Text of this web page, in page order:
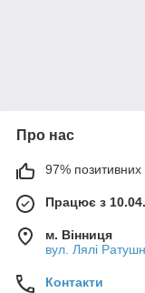
Про нас
97% позитивних
Працює з
м. Вінниця
вул. Лялі
Контакти